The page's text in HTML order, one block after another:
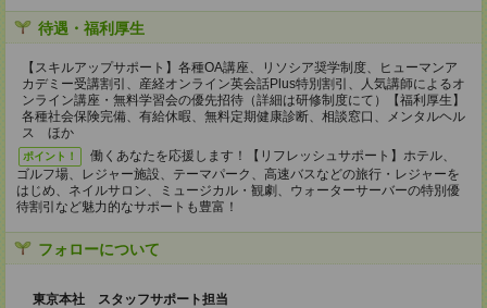
待遇・福利厚生
【スキルアップサポート】各種OA講座、リソシア奨学制度、ヒューマンア
カデミー受講割引、産経オンライン英会話Plus特別割引、人気講師によるオ
ンライン講座・無料学習会の優先招待（詳細は研修制度にて）【福利厚生】
各種社会保険完備、有給休暇、無料定期健康診断、相談窓口、メンタルヘル
ス ほか
ポイント！
働くあなたを応援します！【リフレッシュサポート】ホテル、
ゴルフ場、レジャー施設、テーマパーク、高速バスなどの旅行・レジャーを
はじめ、ネイルサロン、ミュージカル・観劇、ウォーターサーバーの特別優
待割引など魅力的なサポートも豊富！
フォローについて
東京本社 スタッフサポート担当